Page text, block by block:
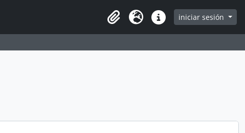
Clipboard
Idioma Enlaces rápidos
iniciar sesión